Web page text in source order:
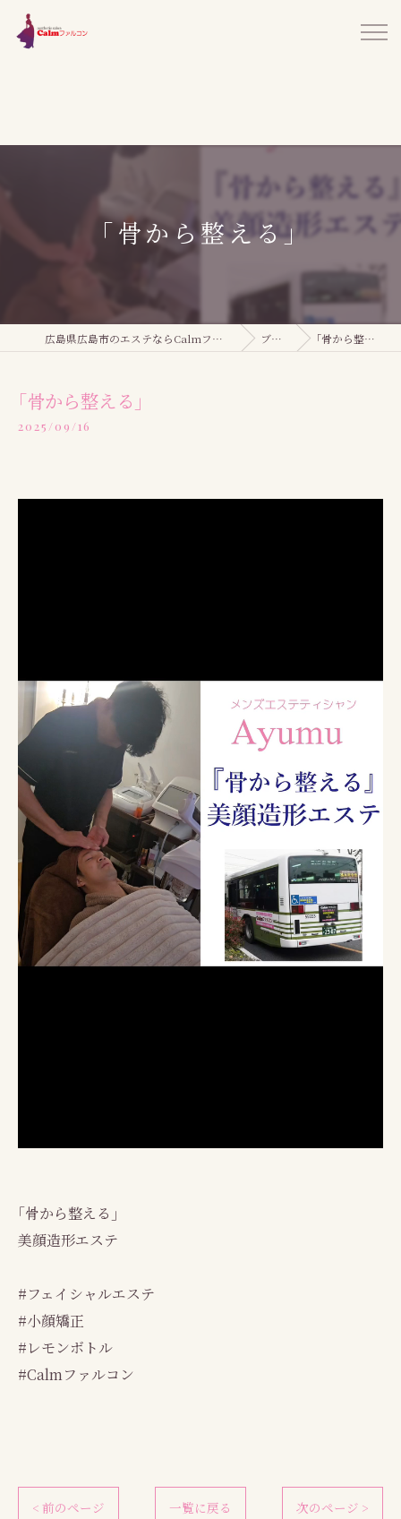
｢骨から整える｣
広島県広島市のエステならCalmファルコン ブログ ｢骨から整える｣
｢骨から整える｣
2025/09/16
｢骨から整える｣
美顔造形エステ
#フェイシャルエステ
#小顔矯正
#レモンボトル
#Calmファルコン
< 前のページ 一覧に戻る 次のページ >